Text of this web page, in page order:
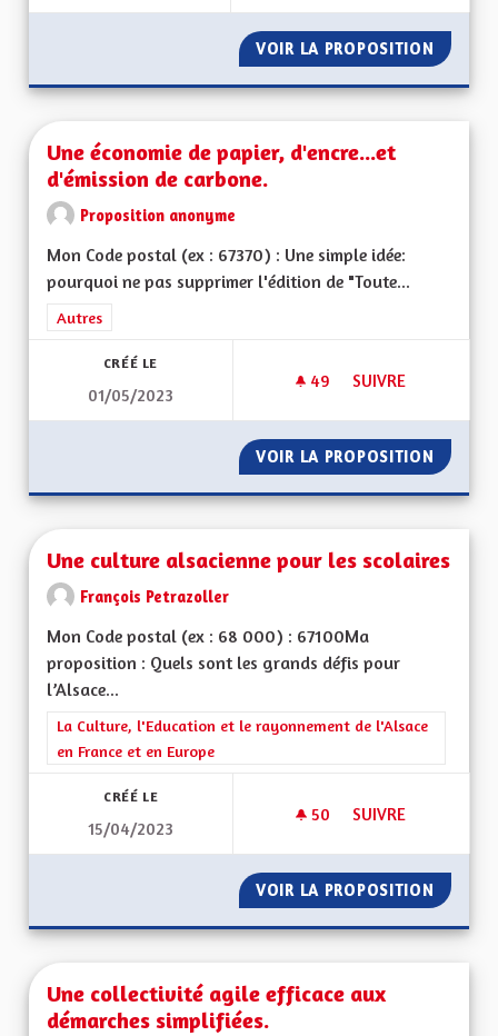
VOIR LA PROPOSITION UNE
Une économie de papier, d'encre...et
d'émission de carbone.
Proposition anonyme
Mon Code postal (ex : 67370) : Une simple idée:
pourquoi ne pas supprimer l'édition de "Toute...
Filtrer les résultats de la catégorie : Autres
Autres
CRÉÉ LE
01/05/2023
49 49 ABONNÉS
SUIVRE
VOIR LA PROPOSITION UNE
Une culture alsacienne pour les scolaires
François Petrazoller
Mon Code postal (ex : 68 000) : 67100Ma
proposition : Quels sont les grands défis pour
l’Alsace...
Filtrer les résultats de la catégorie : La Culture, l'Education et
La Culture, l'Education et le rayonnement de l'Alsace
en France et en Europe
CRÉÉ LE
15/04/2023
50 50 ABONNÉS
SUIVRE
VOIR LA PROPOSITION UNE
Une collectivité agile efficace aux
démarches simplifiées.